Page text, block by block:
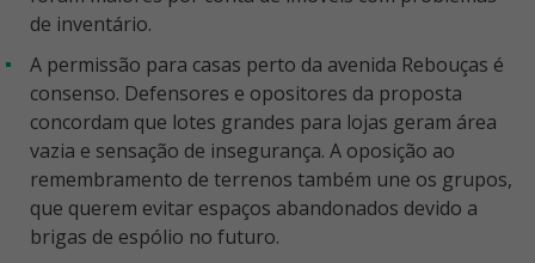
de inventário.
A permissão para casas perto da avenida Rebouças é
consenso. Defensores e opositores da proposta
concordam que lotes grandes para lojas geram área
vazia e sensação de insegurança. A oposição ao
remembramento de terrenos também une os grupos,
que querem evitar espaços abandonados devido a
brigas de espólio no futuro.